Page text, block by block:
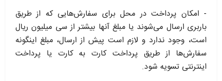
- امکان پرداخت در محل برای سفارش‌هایی که از طریق
باربری ارسال می‌شوند یا مبلغ آنها بیشتر از سی میلیون ریال
است، وجود ندارد و لازم است پیش از ارسال، مبلغ اینگونه
سفارش‌ها از طریق پرداخت کارت به کارت یا پرداخت
اینترنتی تسویه شود.